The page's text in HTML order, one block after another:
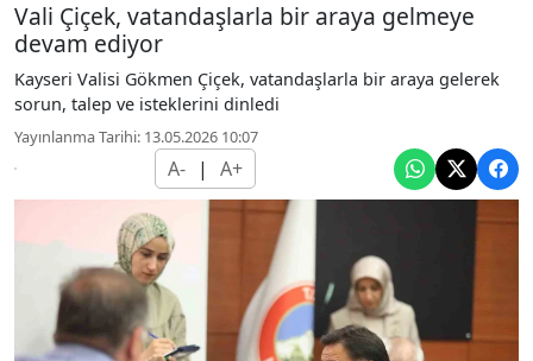
Vali Çiçek, vatandaşlarla bir araya gelmeye
devam ediyor
Kayseri Valisi Gökmen Çiçek, vatandaşlarla bir araya gelerek
sorun, talep ve isteklerini dinledi
Yayınlanma Tarihi: 13.05.2026 10:07
A- | A+